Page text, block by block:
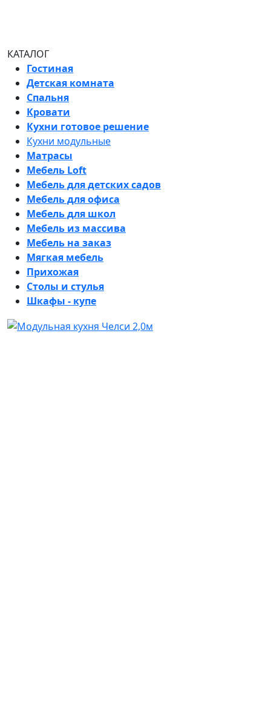
КАТАЛОГ
Гостиная
Детская комната
Спальня
Кровати
Кухни готовое решение
Кухни модульные
Матрасы
Мебель Loft
Мебель для детских садов
Мебель для офиса
Мебель для школ
Мебель из массива
Мебель на заказ
Мягкая мебель
Прихожая
Столы и стулья
Шкафы - купе